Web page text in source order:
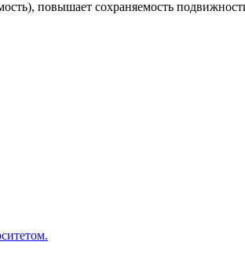
повышает сохраняемость